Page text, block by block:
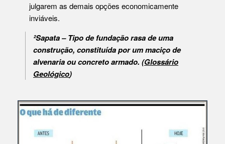
julgarem as demais opções economicamente
inviáveis.
²Sapata – Tipo de fundação rasa de uma
construção, constituída por um maciço de
alvenaria ou concreto armado. (Glossário
Geológico)